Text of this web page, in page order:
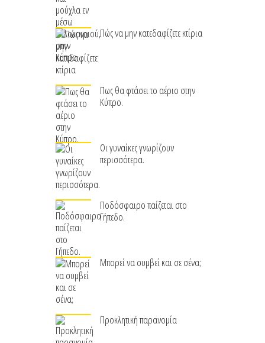
Πώς να μην κατεδαφίζετε κτίρια
Πως θα φτάσει το αέριο στην
Κύπρο.
Οι γυναίκες γνωρίζουν
περισσότερα.
Ποδόσφαιρο παίζεται στο
Γήπεδο.
Μπορεί να συμβεί και σε σένα;
Προκλητική παρανομία